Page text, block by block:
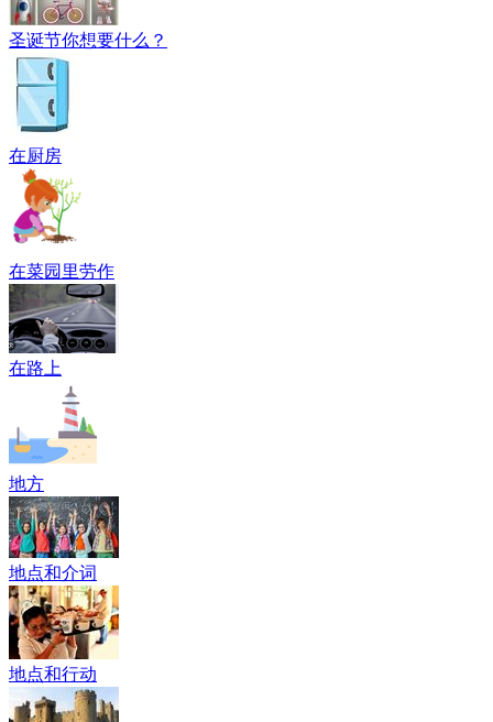
圣诞节你想要什么？
在厨房
在菜园里劳作
在路上
地方
地点和介词
地点和行动